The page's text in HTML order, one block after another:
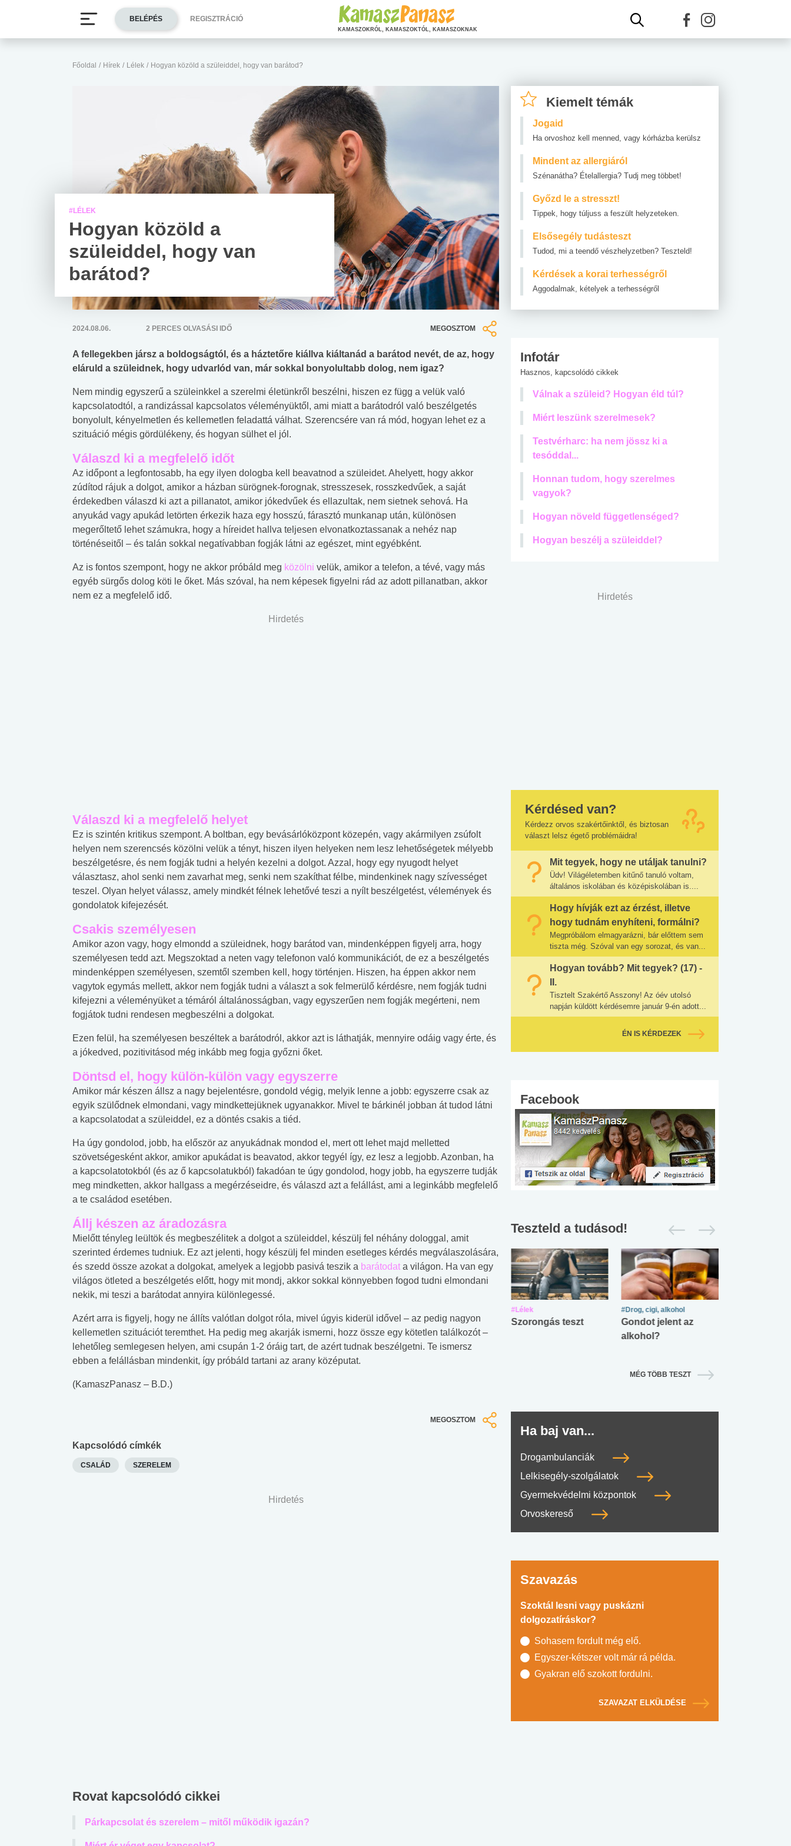
Főoldal / Hírek / Lélek / Hogyan közöld a szüleiddel, hogy van barátod?
#LÉLEK
Hogyan közöld a
szüleiddel, hogy van
barátod?
2024.08.06. 2 PERCES OLVASÁSI IDŐ MEGOSZTOM
A fellegekben jársz a boldogságtól, és a háztetőre kiállva kiáltanád a barátod nevét, de az, hogy
eláruld a szüleidnek, hogy udvarlód van, már sokkal bonyolultabb dolog, nem igaz?
Nem mindig egyszerű a szüleinkkel a szerelmi életünkről beszélni, hiszen ez függ a velük való
kapcsolatodtól, a randizással kapcsolatos véleményüktől, ami miatt a barátodról való beszélgetés
bonyolult, kényelmetlen és kellemetlen feladattá válhat. Szerencsére van rá mód, hogyan lehet ez a
szituáció mégis gördülékeny, és hogyan sülhet el jól.
Válaszd ki a megfelelő időt
Az időpont a legfontosabb, ha egy ilyen dologba kell beavatnod a szüleidet. Ahelyett, hogy akkor
zúdítod rájuk a dolgot, amikor a házban sürögnek-forognak, stresszesek, rosszkedvűek, a saját
érdekedben válaszd ki azt a pillanatot, amikor jókedvűek és ellazultak, nem sietnek sehová. Ha
anyukád vagy apukád letörten érkezik haza egy hosszú, fárasztó munkanap után, különösen
megerőltető lehet számukra, hogy a híreidet hallva teljesen elvonatkoztassanak a nehéz nap
történéseitől – és talán sokkal negatívabban fogják látni az egészet, mint egyébként.
Az is fontos szempont, hogy ne akkor próbáld meg közölni velük, amikor a telefon, a tévé, vagy más
egyéb sürgős dolog köti le őket. Más szóval, ha nem képesek figyelni rád az adott pillanatban, akkor
nem ez a megfelelő idő.
Hirdetés
Válaszd ki a megfelelő helyet
Ez is szintén kritikus szempont. A boltban, egy bevásárlóközpont közepén, vagy akármilyen zsúfolt
helyen nem szerencsés közölni velük a tényt, hiszen ilyen helyeken nem lesz lehetőségetek mélyebb
beszélgetésre, és nem fogják tudni a helyén kezelni a dolgot. Azzal, hogy egy nyugodt helyet
választasz, ahol senki nem zavarhat meg, senki nem szakíthat félbe, mindenkinek nagy szívességet
teszel. Olyan helyet válassz, amely mindkét félnek lehetővé teszi a nyílt beszélgetést, vélemények és
gondolatok kifejezését.
Csakis személyesen
Amikor azon vagy, hogy elmondd a szüleidnek, hogy barátod van, mindenképpen figyelj arra, hogy
személyesen tedd azt. Megszoktad a neten vagy telefonon való kommunikációt, de ez a beszélgetés
mindenképpen személyesen, szemtől szemben kell, hogy történjen. Hiszen, ha éppen akkor nem
vagytok egymás mellett, akkor nem fogják tudni a választ a sok felmerülő kérdésre, nem fogják tudni
kifejezni a véleményüket a témáról általánosságban, vagy egyszerűen nem fogják megérteni, nem
fogjátok tudni rendesen megbeszélni a dolgokat.
Ezen felül, ha személyesen beszéltek a barátodról, akkor azt is láthatják, mennyire odáig vagy érte, és
a jókedved, pozitivitásod még inkább meg fogja győzni őket.
Döntsd el, hogy külön-külön vagy egyszerre
Amikor már készen állsz a nagy bejelentésre, gondold végig, melyik lenne a jobb: egyszerre csak az
egyik szülődnek elmondani, vagy mindkettejüknek ugyanakkor. Mivel te bárkinél jobban át tudod látni
a kapcsolatodat a szüleiddel, ez a döntés csakis a tiéd.
Ha úgy gondolod, jobb, ha először az anyukádnak mondod el, mert ott lehet majd melletted
szövetségesként akkor, amikor apukádat is beavatod, akkor tegyél így, ez lesz a legjobb. Azonban, ha
a kapcsolatotokból (és az ő kapcsolatukból) fakadóan te úgy gondolod, hogy jobb, ha egyszerre tudják
meg mindketten, akkor hallgass a megérzéseidre, és válaszd azt a felállást, ami a leginkább megfelelő
a te családod esetében.
Állj készen az áradozásra
Mielőtt tényleg leültök és megbeszélitek a dolgot a szüleiddel, készülj fel néhány dologgal, amit
szerinted érdemes tudniuk. Ez azt jelenti, hogy készülj fel minden esetleges kérdés megválaszolására,
és szedd össze azokat a dolgokat, amelyek a legjobb pasivá teszik a barátodat a világon. Ha van egy
világos ötleted a beszélgetés előtt, hogy mit mondj, akkor sokkal könnyebben fogod tudni elmondani
nekik, mi teszi a barátodat annyira különlegessé.
Azért arra is figyelj, hogy ne állíts valótlan dolgot róla, mivel úgyis kiderül idővel – az pedig nagyon
kellemetlen szituációt teremthet. Ha pedig meg akarják ismerni, hozz össze egy kötetlen találkozót –
lehetőleg semlegesen helyen, ami csupán 1-2 óráig tart, de azért tudnak beszélgetni. Te ismersz
ebben a felállásban mindenkit, így próbáld tartani az arany középutat.
(KamaszPanasz – B.D.)
MEGOSZTOM
Kapcsolódó címkék
CSALÁD SZERELEM
Hirdetés
Rovat kapcsolódó cikkei
Párkapcsolat és szerelem – mitől működik igazán?
Kiemelt témák
Jogaid
Ha orvoshoz kell menned, vagy kórházba kerülsz
Mindent az allergiáról
Szénanátha? Ételallergia? Tudj meg többet!
Győzd le a stresszt!
Tippek, hogy túljuss a feszült helyzeteken.
Elsősegély tudásteszt
Tudod, mi a teendő vészhelyzetben? Teszteld!
Kérdések a korai terhességről
Aggodalmak, kételyek a terhességről
Infotár
Hasznos, kapcsolódó cikkek
Válnak a szüleid? Hogyan éld túl?
Miért leszünk szerelmesek?
Testvérharc: ha nem jössz ki a
tesóddal...
Honnan tudom, hogy szerelmes
vagyok?
Hogyan növeld függetlenséged?
Hogyan beszélj a szüleiddel?
Hirdetés
Kérdésed van?
Kérdezz orvos szakértőinktől, és biztosan
választ lelsz égető problémáidra!
Mit tegyek, hogy ne utáljak tanulni?
Üdv! Világéletemben kitűnő tanuló voltam,
általános iskolában és középiskolában is....
Hogy hívják ezt az érzést, illetve
hogy tudnám enyhíteni, formálni?
Megpróbálom elmagyarázni, bár előttem sem
tiszta még. Szóval van egy sorozat, és van...
Hogyan tovább? Mit tegyek? (17) -
II.
Tisztelt Szakértő Asszony! Az óév utolsó
napján küldött kérdésemre január 9-én adott...
ÉN IS KÉRDEZEK
Facebook
Teszteld a tudásod!
Mekkora az ökológiai
lábnyomod?
Elsősegély
tudásteszt
Angol középfokú
nyelvvizsga teszt -
No.42
Internet-függőség
teszt
#Lélek
Szorongás teszt
#Drog, cigi, alkohol
Gondot jelent az
alkohol?
MÉG TÖBB TESZT
Ha baj van...
Drogambulanciák
Lelkisegély-szolgálatok
Gyermekvédelmi központok
Orvoskereső
Szavazás
Szoktál lesni vagy puskázni
dolgozatíráskor?
Sohasem fordult még elő.
Egyszer-kétszer volt már rá példa.
Gyakran elő szokott fordulni.
SZAVAZAT ELKÜLDÉSE
BELÉPÉS REGISZTRÁCIÓ
KAMASZOKRÓL, KAMASZOKTÓL, KAMASZOKNAK